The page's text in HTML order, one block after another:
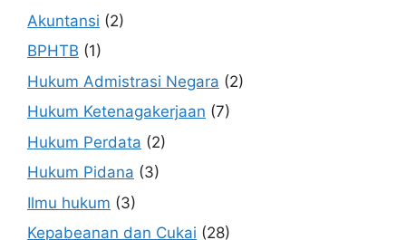
Akuntansi (2)
BPHTB (1)
Hukum Admistrasi Negara (2)
Hukum Ketenagakerjaan (7)
Hukum Perdata (2)
Hukum Pidana (3)
Ilmu hukum (3)
Kepabeanan dan Cukai (28)